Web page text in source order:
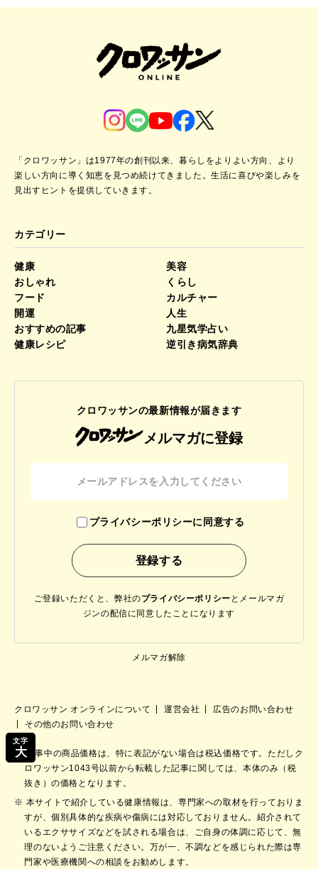
文字
大
「クロワッサン」は1977年の創刊以来、暮らしをよりよい方向、より
楽しい方向に導く知恵を見つめ続けてきました。生活に喜びや楽しみを
見出すヒントを提供していきます。
カテゴリー
健康
美容
おしゃれ
くらし
フード
カルチャー
開運
人生
おすすめの記事
九星気学占い
健康レシピ
逆引き病気辞典
クロワッサンの最新情報が届きます
メルマガに登録
プライバシーポリシーに同意する
ご登録いただくと、弊社のプライバシーポリシー と メールマガ
ジンの配信に同意したことになります
メルマガ解除
クロワッサン オンラインについて 運営会社
広告のお問い合わせ
その他のお問い合わせ
記事中の商品価格は、特に表記がない場合は税込価格です。ただしク
ロワッサン1043号以前から転載した記事に関しては、本体のみ（税
抜き）の価格となります。
本サイトで紹介している健康情報は、専門家への取材を行っておりま
すが、個別具体的な疾病や傷病には対応しておりません。紹介されて
いるエクササイズなどを試される場合は、ご自身の体調に応じて、無
理のないようご注意ください。万が一、不調などを感じられた際は専
門家や医療機関への相談をお勧めします。